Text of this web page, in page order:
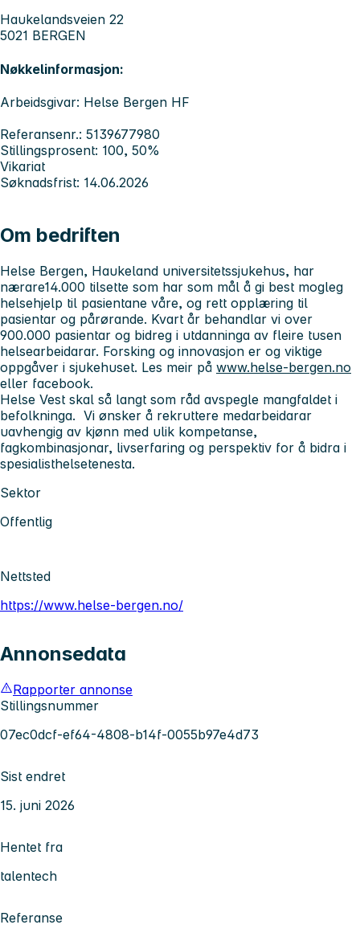
Haukelandsveien 22
5021 BERGEN
Nøkkelinformasjon:
Arbeidsgivar: Helse Bergen HF
Referansenr.: 5139677980
Stillingsprosent: 100, 50%
Vikariat
Søknadsfrist: 14.06.2026
Om bedriften
Helse Bergen, Haukeland universitetssjukehus, har
nærare14.000 tilsette som har som mål å gi best mogleg
helsehjelp til pasientane våre, og rett opplæring til
pasientar og pårørande. Kvart år behandlar vi over
900.000 pasientar og bidreg i utdanninga av fleire tusen
helsearbeidarar. Forsking og innovasjon er og viktige
oppgåver i sjukehuset. Les meir på www.helse-bergen.no
eller facebook.
Helse Vest skal så langt som råd avspegle mangfaldet i
befolkninga. Vi ønsker å rekruttere medarbeidarar
uavhengig av kjønn med ulik kompetanse,
fagkombinasjonar, livserfaring og perspektiv for å bidra i
spesialisthelsetenesta.
Sektor
Offentlig
Nettsted
https://www.helse-bergen.no/
Annonsedata
Rapporter annonse
Stillingsnummer
07ec0dcf-ef64-4808-b14f-0055b97e4d73
Sist endret
15. juni 2026
Hentet fra
talentech
Referanse